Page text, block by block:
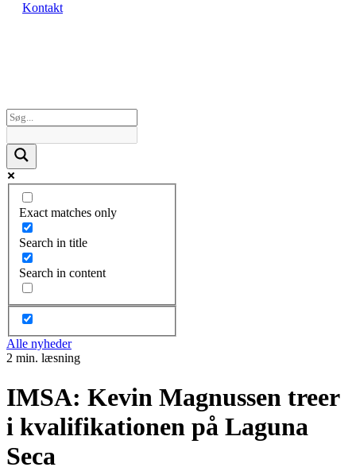
Kontakt
Exact matches only
Search in title
Search in content
Alle nyheder
2 min. læsning
IMSA: Kevin Magnussen treer
i kvalifikationen på Laguna
Seca